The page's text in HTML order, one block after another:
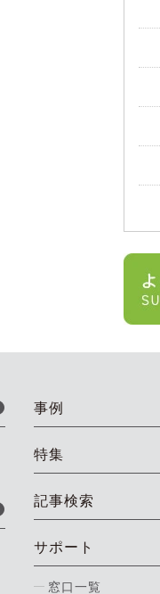
事例
特集
記事検索
サポート
窓口一覧